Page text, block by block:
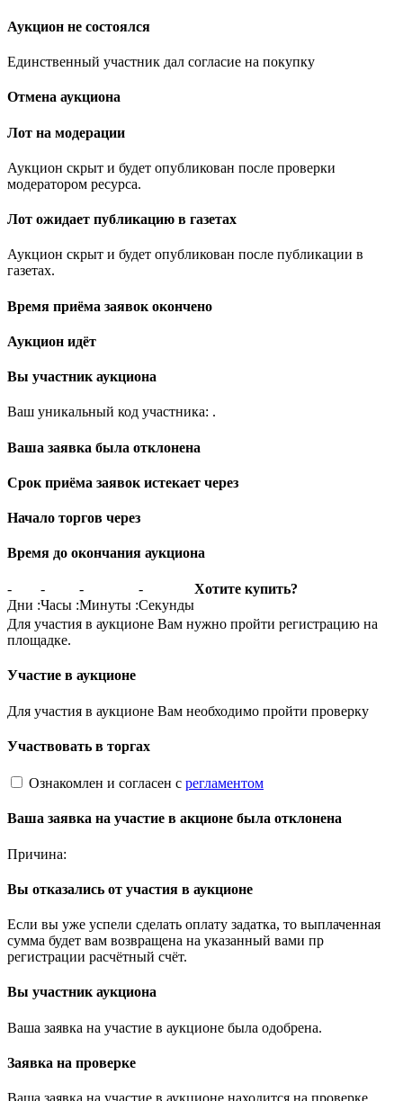
Аукцион не состоялся
Единственный участник дал согласие на покупку
Отмена аукциона
Лот на модерации
Аукцион скрыт и будет опубликован после проверки
модератором ресурса.
Лот ожидает публикацию в газетах
Аукцион скрыт и будет опубликован после публикации в
газетах.
Время приёма заявок окончено
Аукцион идёт
Вы участник аукциона
Ваш уникальный код участника: .
Ваша заявка была отклонена
Срок приёма заявок истекает через
Начало торгов через
Время до окончания аукциона
-
Дни :
-
Часы :
-
Минуты :
-
Секунды
Хотите купить?
Для участия в аукционе Вам нужно пройти регистрацию на
площадке.
Участие в аукционе
Для участия в аукционе Вам необходимо пройти проверку
Участвовать в торгах
Ознакомлен и согласен с регламентом
Ваша заявка на участие в акционе была отклонена
Причина:
Вы отказались от участия в аукционе
Если вы уже успели сделать оплату задатка, то выплаченная
сумма будет вам возвращена на указанный вами пр
регистрации расчётный счёт.
Вы участник аукциона
Ваша заявка на участие в аукционе была одобрена.
Заявка на проверке